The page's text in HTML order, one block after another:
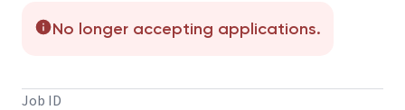
No longer accepting applications.
Job ID